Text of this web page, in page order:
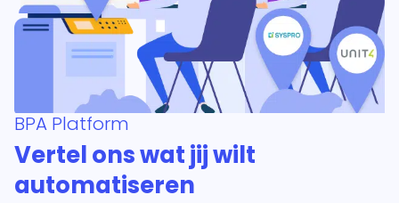
BPA Platform
Vertel ons wat jij wilt
automatiseren